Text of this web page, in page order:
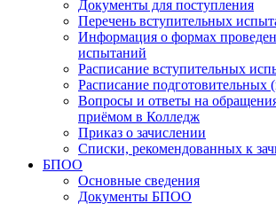
Документы для поступления
Перечень вступительных
Информация о формах
испытаний
Расписание вступительных
Расписание подготовительных
Вопросы и ответы на
приёмом в Колледж
Приказ о зачислении
Списки, рекомендованных к
БПОО
Основные сведения
Документы БПОО